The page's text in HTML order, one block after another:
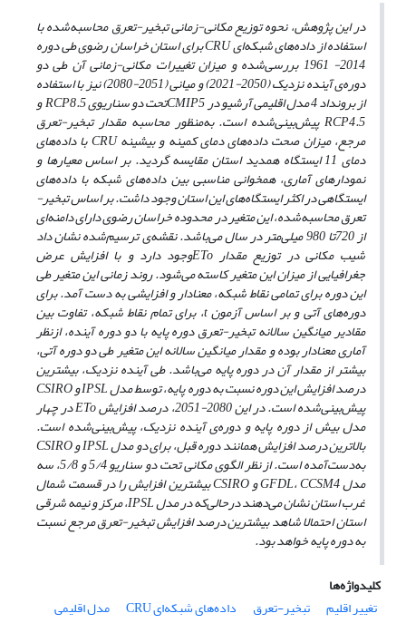
در این پژوهش، نحوه توزیع مکانی-زمانیتبخیر-تعرق محاسبه‌شده با
استفاده از داده‌های شبکه‌ایCRUبرای استان خراسان رضوی طی دوره
2014- 1961 بررسی‌شده و میزان تغییرات مکانی-زمانی آن طی دو
دوره‌ی آینده نزدیک (2050-2021) و میانی (2051-2080) نیز با استفاده
از برونداد 4 مدل اقلیمی آرشیو در CMIP5تحت دو سناریویRCP8.5و
RCP4.5پیش‌بینی‌شده است. به‌منظور محاسبه مقدار تبخیر-تعرق
مرجع، میزان صحت داده‌های دمای کمینه و بیشینهCRUبا داده‌های
دمای 11 ایستگاه همدید استان مقایسه گردید. بر اساس معیارها و
نمودارهای آماری، همخوانی مناسبی بین داده‌های شبکه با داده‌های
ایستگاهی در اکثر ایستگاه‌های این استان وجود داشت. بر اساس تبخیر-
تعرق محاسبه‌شده، این متغیر در محدوده خراسان رضوی دارای دامنه‌ای
از 720تا 980 میلی‌متر در سال می‌باشد. نقشه‌ی ترسیم‌شده نشان داد
شیب مکانی در توزیع مقدار EToوجود دارد و با افزایش عرض
جغرافیایی از میزان این متغیر کاسته می‌شود. روند زمانی این متغیر طی
این دوره برای تمامی نقاط شبکه، معنادار و افزایشی به دست آمد.برای
دوره‌های آتی و بر اساس آزمونt، برای تمام نقاط شبکه، تفاوت بین
مقادیر میانگین سالانه تبخیر-تعرق دوره پایه با دو دوره آینده، ازنظر
آماری معنادار بوده و مقدار میانگین سالانه این متغیر طی دو دوره آتی،
بیشتر از مقدار آن در دوره پایه می‌باشد. طی آینده نزدیک، بیشترین
درصد افزایش این دوره نسبت به دوره پایه، توسط مدلIPSLوCSIRO
پیش‌بینی‌شده است. در این 2080-2051، درصد افزایش EToدر چهار
مدل بیش از دوره پایه و دوره‌ی آینده نزدیک، پیش‌بینی‌شده است.
بالاترین درصد افزایش همانند دوره قبل، برای دو مدلIPSLوCSIRO
به‌دست‌آمده است. از نظر الگوی مکانی تحت دو سناریو 5/4 و 5/8، سه
مدل GFDL،CCSM4 وCSIROبیشترین افزایش را در قسمت شمال
غرب استان نشان می‌دهند درحالی‌که در مدلIPSL، مرکز و نیمه شرقی
استان احتمالا شاهد بیشترین درصد افزایش تبخیر-تعرق مرجع نسبت
به دوره پایه خواهد بود.
کلیدواژه‌ها
تغییر اقلیم
تبخیر-تعرق داده‌های شبکه‌ای CRU مدل اقلیمی